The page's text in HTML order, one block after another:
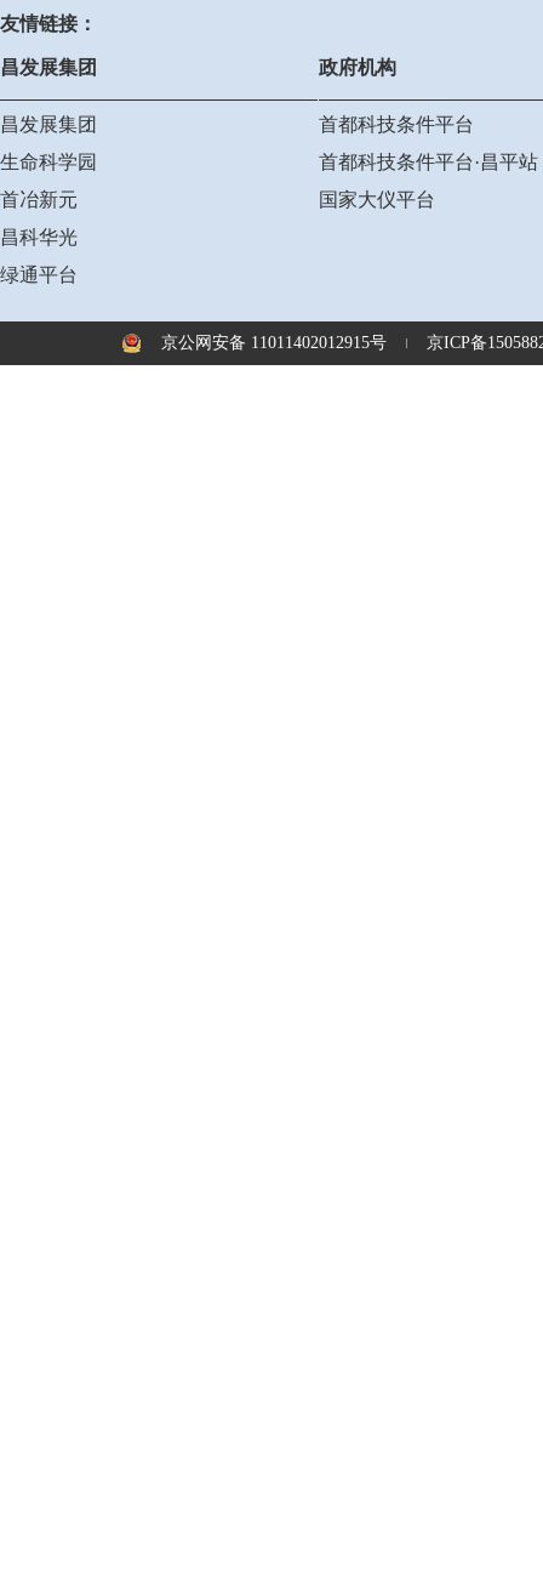
友情链接：
昌发展集团
昌发展集团
生命科学园
首冶新元
昌科华光
绿通平台
政府机构
首都科技条件平台
首都科技条件平台·昌平站
国家大仪平台
京公网安备 11011402012915号 京ICP备